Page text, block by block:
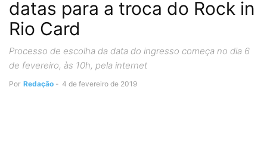
datas para a troca do Rock in
Rio Card
Processo de escolha da data do ingresso começa no dia 6
de fevereiro, às 10h, pela internet
Por Redação - 4 de fevereiro de 2019